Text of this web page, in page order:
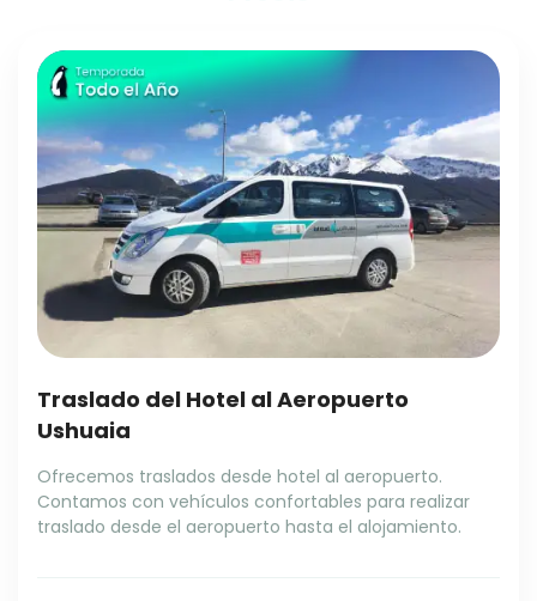
Traslado del Hotel al Aeropuerto
Ushuaia
Ofrecemos traslados desde hotel al aeropuerto.
Contamos con vehículos confortables para realizar
traslado desde el aeropuerto hasta el alojamiento.